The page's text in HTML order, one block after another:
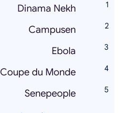
Dinama Nekh
Campusen
Ebola
Coupe du Monde
Senepeople